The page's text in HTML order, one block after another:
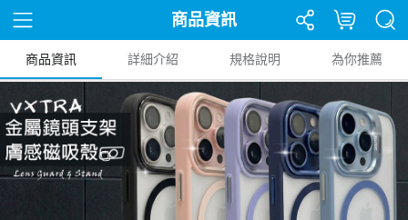
商品資訊
商品資訊 詳細介紹 規格說明 為你推薦